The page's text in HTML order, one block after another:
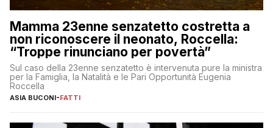
Mamma 23enne senzatetto costretta a
non riconoscere il neonato, Roccella:
“Troppe rinunciano per povertà”
Sul caso della 23enne senzatetto è intervenuta pure la ministra
per la Famiglia, la Natalità e le Pari Opportunità Eugenia
Roccella
ASIA BUCONI-FATTI